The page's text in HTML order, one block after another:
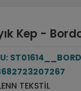
Kep -
TEKSTIL